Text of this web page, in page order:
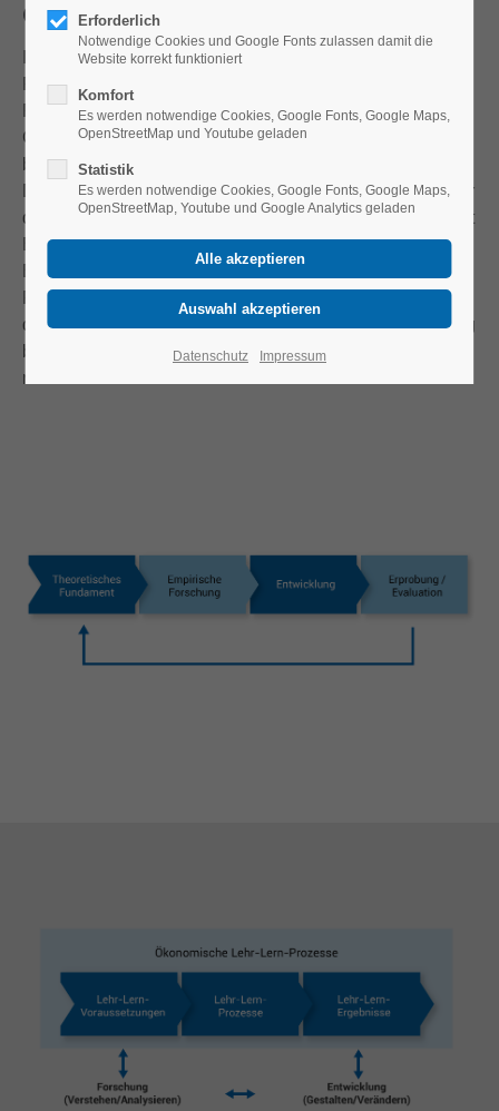
Grundlagenforschung
In der internationalen Bildungsforschung haben sich eine
Reihe von Forschungsansätzen etabliert, die sich dem
Paradigma einer anwendungsorientierten
Grundlagenforschung zuordnen lassen, wie
beispielsweise Action Research, Instructional Design,
Design Based Research oder Design Experiments. In der
deutschsprachigen Diskussion werden in diesem Kontext
Bezeichnungen gewählt wie Entwicklungsorientierte
Bildungsforschung, Aktionsforschung oder
Fachdidaktische Entwicklungsforschung. Die Intention all
dieser Ansätze ist die Bereitstellung von in der Forschung
bewährten Empfehlungen, Konzepten, Materialien,
medialen Formaten etc. für Lehr-Lern-Prozesse.
Erforderlich
Notwendige Cookies und Google Fonts zulassen damit die
Website korrekt funktioniert
Komfort
Es werden notwendige Cookies, Google Fonts, Google Maps,
OpenStreetMap und Youtube geladen
Statistik
Es werden notwendige Cookies, Google Fonts, Google Maps,
OpenStreetMap, Youtube und Google Analytics geladen
Datenschutz Impressum